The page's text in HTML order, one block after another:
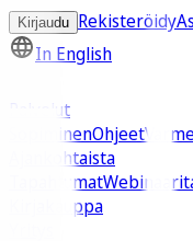
Kirjaudu Rekisteröidy
In English
Palvelut
SopiminenOhjeet
Ajankohtaista
Tapahtumat
Kirjakauppa